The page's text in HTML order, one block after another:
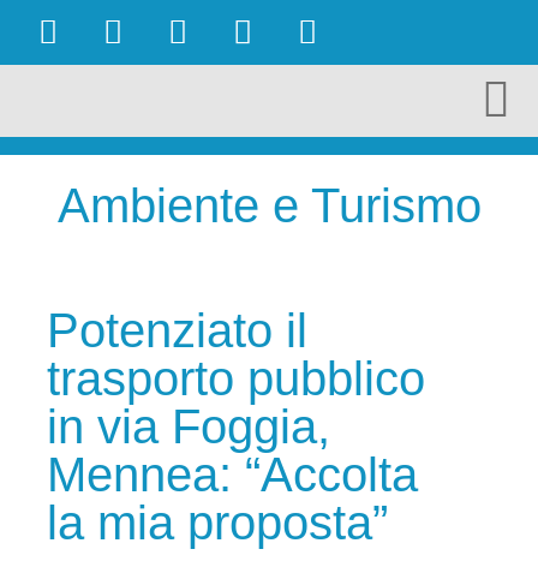
Ambiente e Turismo
Potenziato il
trasporto pubblico
in via Foggia,
Mennea: “Accolta
la mia proposta”